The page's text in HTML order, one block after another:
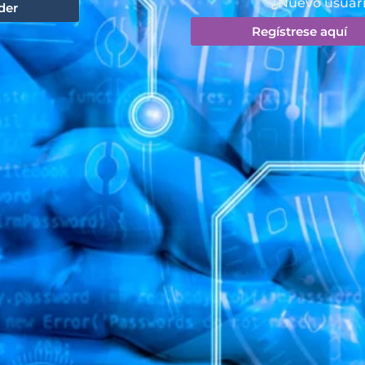
Regístrese aquí